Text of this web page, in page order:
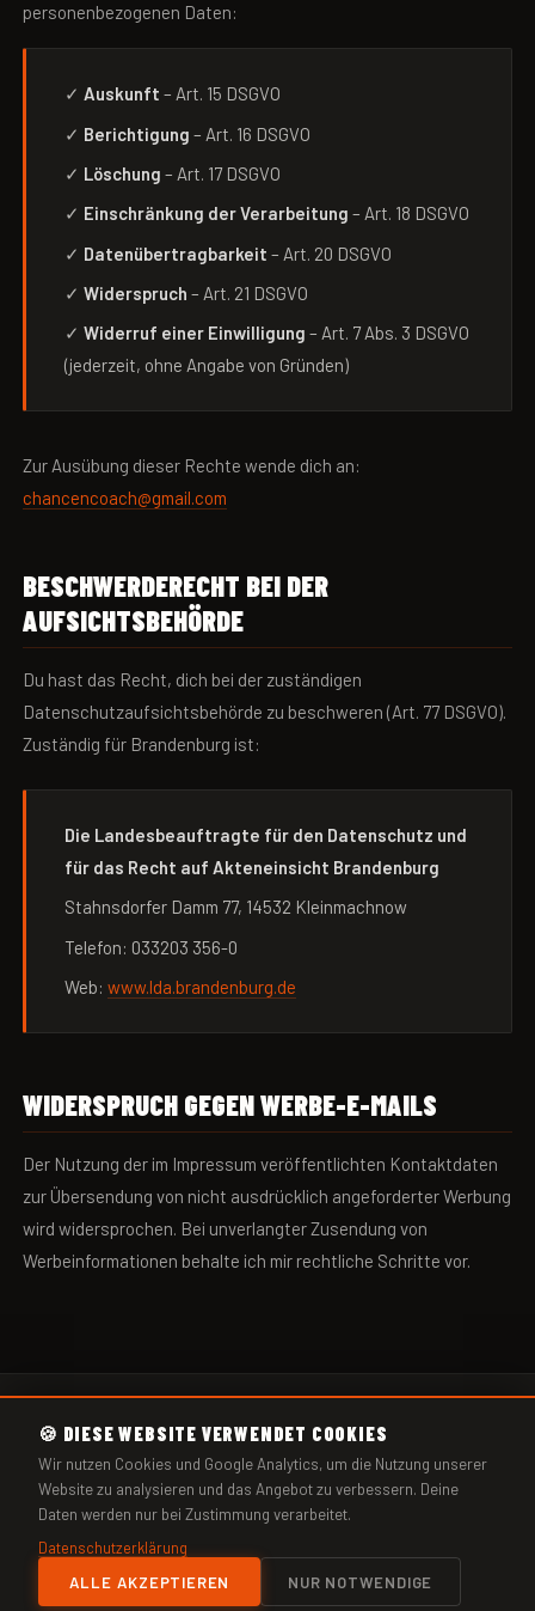
personenbezogenen Daten:
✓Auskunft – Art. 15 DSGVO
✓ Berichtigung – Art. 16 DSGVO
✓ Löschung – Art. 17 DSGVO
✓ Einschränkung der Verarbeitung – Art. 18 DSGVO
✓ Datenübertragbarkeit – Art. 20 DSGVO
✓Widerspruch – Art. 21 DSGVO
✓Widerruf einer Einwilligung – Art. 7 Abs. 3 DSGVO
(jederzeit, ohne Angabe von Gründen)
Zur Ausübung dieser Rechte wende dich an:
chancencoach@gmail.com
BESCHWERDERECHT BEI DER
AUFSICHTSBEHÖRDE
Du hast das Recht, dich bei der zuständigen
Datenschutzaufsichtsbehörde zu beschweren (Art. 77 DSGVO).
Zuständig für Brandenburg ist:
Die Landesbeauftragte für den Datenschutz und
für das Recht auf Akteneinsicht Brandenburg
Stahnsdorfer Damm 77, 14532 Kleinmachnow
Telefon: 033203 356-0
Web:www.lda.brandenburg.de
WIDERSPRUCH GEGEN WERBE-E-MAILS
Der Nutzung der im Impressum veröffentlichten Kontaktdaten
zur Übersendung von nicht ausdrücklich angeforderter Werbung
wird widersprochen. Bei unverlangter Zusendung von
Werbeinformationen behalte ich mir rechtliche Schritte vor.
SPRINGSEILPOWER
* Affiliate-Hinweis: Diese Seite enthält Affiliate-Links zu Crossrope. Wenn du über
diese Links kaufst, erhalte ich eine kleine Provision – für dich entstehen keine
Mehrkosten. Ich empfehle ausschließlich Produkte, die ich selbst seit Jahren
täglich nutze und von denen ich überzeugt bin.
🍪 DIESE WEBSITE VERWENDET COOKIES
Wir nutzen Cookies und Google Analytics, um die Nutzung unserer
Website zu analysieren und das Angebot zu verbessern. Deine
Daten werden nur bei Zustimmung verarbeitet.
Datenschutzerklärung
ALLE AKZEPTIEREN NUR NOTWENDIGE